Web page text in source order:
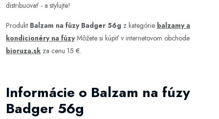
distribuovať - a stylujte!
Produkt Balzam na fúzy Badger 56g z kategórie balzamy a
kondicionéry na fúzyMôžete si kúpiť v internetovom obchode
bioruza.sk za cenu 15 €.
Informácie o Balzam na fúzy
Badger 56g